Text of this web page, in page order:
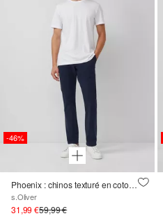
-46%
Phoenix : chinos texturé en coton extensible
s.Oliver
31,99 €59,99 €